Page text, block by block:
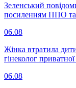
Зеленський
посиленням ППО та
06.08
Жінка втратила
гінеколог
06.08